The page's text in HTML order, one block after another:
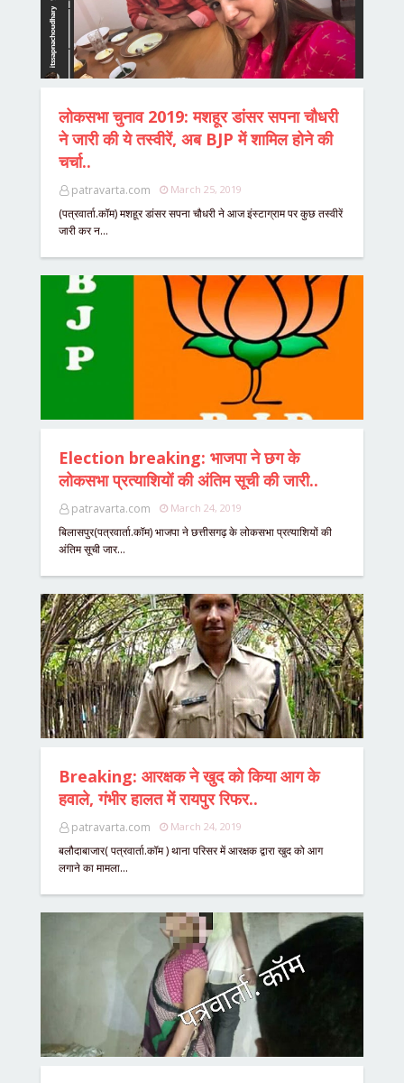
लोकसभा चुनाव 2019: मशहूर डांसर सपना चौधरी
ने जारी की ये तस्वीरें, अब BJP में शामिल होने की
चर्चा..
patravarta.com March 25, 2019
(पत्रवार्ता.कॉम) मशहूर डांसर सपना चौधरी ने आज इंस्टाग्राम पर कुछ तस्वीरें
जारी कर न…
Election breaking: भाजपा ने छग के
लोकसभा प्रत्याशियों की अंतिम सूची की जारी..
patravarta.com March 24, 2019
बिलासपुर(पत्रवार्ता.कॉम) भाजपा ने छत्तीसगढ़ के लोकसभा प्रत्याशियों की
अंतिम सूची जार…
Breaking: आरक्षक ने खुद को किया आग के
हवाले, गंभीर हालत में रायपुर रिफर..
patravarta.com March 24, 2019
बलौदाबाजार( पत्रवार्ता.कॉम ) थाना परिसर में आरक्षक द्वारा खुद को आग
लगाने का मामला…